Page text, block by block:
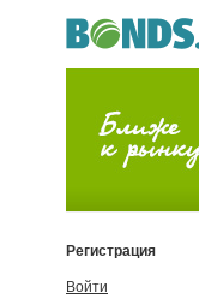
Регистрация
Войти